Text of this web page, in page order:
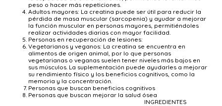
peso o hacer más repeticiones.
Adultos mayores: La creatina puede ser útil para reducir la
pérdida de masa muscular (sarcopenia) y ayudar a mejorar
la función muscular en personas mayores, permitiéndoles
realizar actividades diarias con mayor facilidad.
Personas en recuperación de lesiones:
Vegetarianos y veganos: La creatina se encuentra en
alimentos de origen animal, por lo que personas
vegetarianas o veganas suelen tener niveles más bajos en
sus músculos. La suplementación puede ayudarles a mejorar
su rendimiento físico y los beneficios cognitivos, como la
memoria y la concentración.
Personas que buscan beneficios cognitivos
Personas que buscan mejorar la salud ósea
INGREDIENTES